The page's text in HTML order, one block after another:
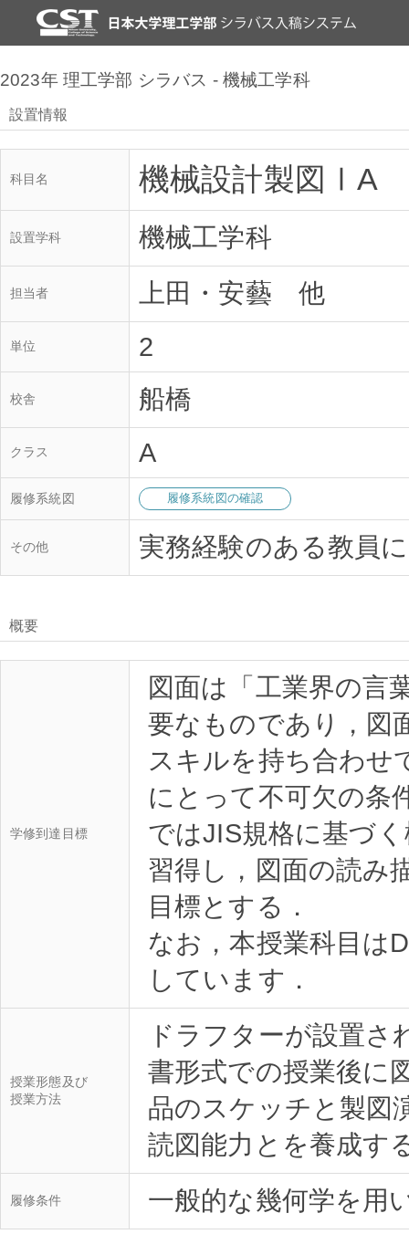
2023年 理工学部 シラバス - 機械工学科
設置情報
科目名 機械設計製図ⅠA
設置学科 機械工学科
担当者 上田・安藝 他
単位 2
校舎 船橋
クラス A
履修系統図 履修系統図の確認
その他 実務経験のある教員
概要
学修到達目標
図面は「工業界の言
要なものであり，図
スキルを持ち合わせ
にとって不可欠の条
ではJIS規格に基づ
習得し，図面の読み
目標とする．
なお，本授業科目は
授業形態及び
授業方法
ドラフターが設置さ
書形式での授業後に
品のスケッチと製図
履修条件